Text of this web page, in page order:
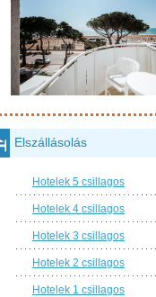
Elszállásolás
Hotelek 5 csillagos
Hotelek 4 csillagos
Hotelek 3 csillagos
Hotelek 2 csillagos
Hotelek 1 csillagos